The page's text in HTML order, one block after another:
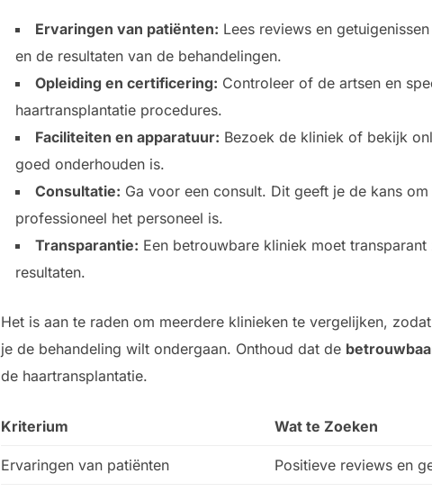
Ervaringen van patiënten: Lees reviews en
en de resultaten van de behandelingen.
Opleiding en certificering: Controleer of de artsen en
haartransplantatie procedures.
Faciliteiten en apparatuur: Bezoek de kliniek of bekijk
goed onderhouden is.
Consultatie: Ga voor een consult. Dit geeft je de kans
professioneel het personeel is.
Transparantie: Een betrouwbare kliniek moet
resultaten.
Het is aan te raden om meerdere klinieken te vergelijken,
je de behandeling wilt ondergaan. Onthoud dat de
de haartransplantatie.
Kriterium Wat te Zoeken
Ervaringen van patiënten Positieve reviews en